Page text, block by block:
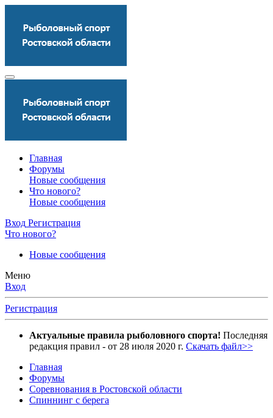
Главная
Форумы
Новые сообщения
Что нового?
Новые сообщения
Вход Регистрация
Что нового?
Новые сообщения
Меню
Вход
Регистрация
Актуальные правила рыболовного спорта! Последняя
редакция правил - от 28 июля 2020 г. Скачать файл>>
Главная
Форумы
Соревнования в Ростовской области
Спиннинг с берега